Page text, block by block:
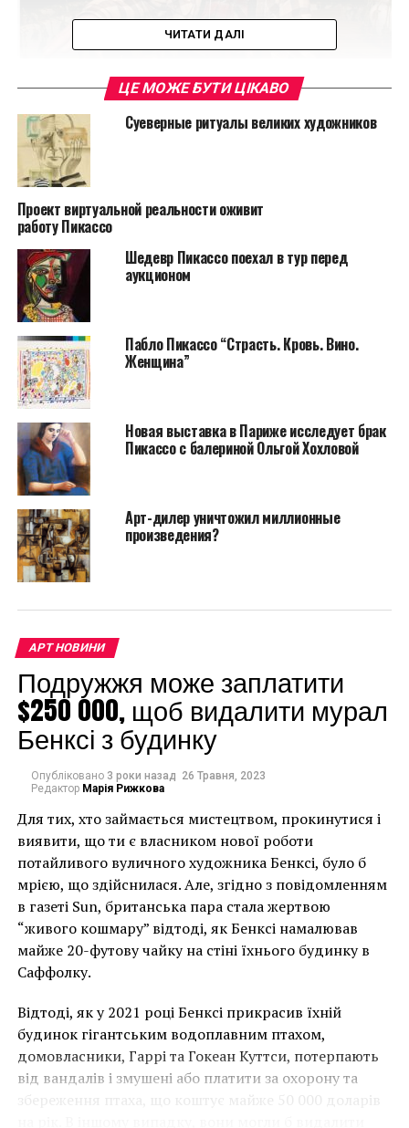
Пьер Ле Геннек
Согласитесь, ведь не каждый может с точностью
сказать, что хранится в его гараже, кладовке или на
чердаке. Ко всеобщему удивлению, гараж пожилого
электрика Пьера Ле Геннека все эти года был самой
настоящей картинной галереей, в которой
находилось огромное количество работ
знаменитого испанского художника. Но, к
сожалению или к счастью, эту «картинную галерею»
пришлось закрыть, поскольку супружеская пара
пенсионеров теперь находится на скамье
подсудимых и обвиняется в незаконном скрытии
полотен Пабло Пикассо.
Пабло Пикассо. Рисунок игральной кости
ЧИТАТИ ДАЛІ
ЦЕ МОЖЕ БУТИ ЦІКАВО
Суеверные ритуалы великих художников
Проект виртуальной реальности оживит
работу Пикассо
Шедевр Пикассо поехал в тур перед
аукционом
Пабло Пикассо “Страсть. Кровь. Вино.
Женщина”
Новая выставка в Париже исследует брак
Пикассо с балериной Ольгой Хохловой
Арт-дилер уничтожил миллионные
произведения?
АРТ НОВИНИ
Подружжя може заплатити
$250 000, щоб видалити мурал
Бенксі з будинку
Опубліковано 3 роки назад 26 Травня, 2023
Редактор Марія Рижкова
Для тих, хто займається мистецтвом, прокинутися і
виявити, що ти є власником нової роботи
потайливого вуличного художника Бенксі, було б
мрією, що здійснилася. Але, згідно з повідомленням
в газеті Sun, британська пара стала жертвою
“живого кошмару” відтоді, як Бенксі намалював
майже 20-футову чайку на стіні їхнього будинку в
Саффолку.
Відтоді, як у 2021 році Бенксі прикрасив їхній
будинок гігантським водоплавним птахом,
домовласники, Гаррі та Гокеан Куттси, потерпають
від вандалів і змушені або платити за охорону та
збереження птаха, що коштує майже 50 000 доларів